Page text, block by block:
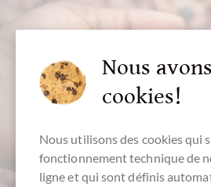
service aux
+49 - 511 - 90
Lu.-Ve. 10 - 18
Nous parlons
Nous
cookies!
Nous utilisons des cookies qui
fonctionnement technique de
ligne et qui sont définis